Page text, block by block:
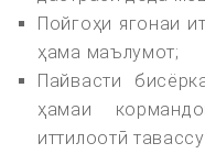
Пойгоҳи ягонаи
ҳама маълумот;
Пайвасти
ҳамаи
иттилоотӣ